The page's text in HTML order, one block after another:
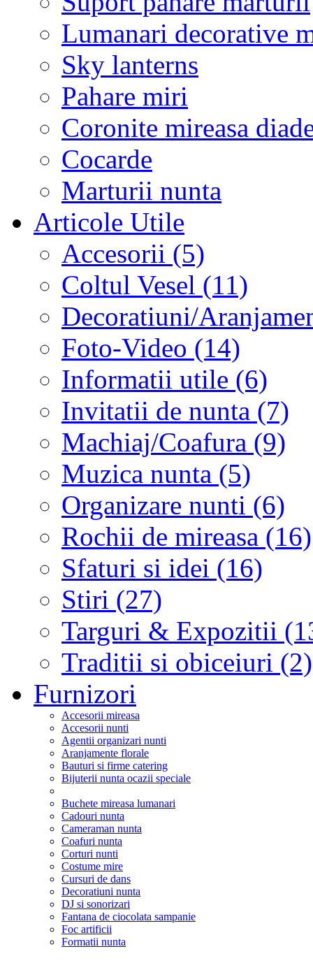
Lumanari decorative
Sky lanterns
Pahare miri
Coronite mireasa
Cocarde
Marturii nunta
Articole Utile
Accesorii (5)
Coltul Vesel (11)
Decoratiuni/
Foto-Video (14)
Informatii utile (6)
Invitatii de nunta (7)
Machiaj/Coafura (9)
Muzica nunta (5)
Organizare nunti (6)
Rochii de mireasa (16)
Sfaturi si idei (16)
Stiri (27)
Targuri & Expozitii
Traditii si obiceiuri (2)
Furnizori
Accesorii mireasa
Accesorii nunti
Agentii organizari nunti
Aranjamente florale
Bauturi si firme catering
Bijuterii nunta ocazii speciale
Buchete mireasa lumanari
Cadouri nunta
Cameraman nunta
Coafuri nunta
Corturi nunti
Costume mire
Cursuri de dans
Decoratiuni nunta
DJ si sonorizari
Fantana de ciocolata sampanie
Foc artificii
Formatii nunta